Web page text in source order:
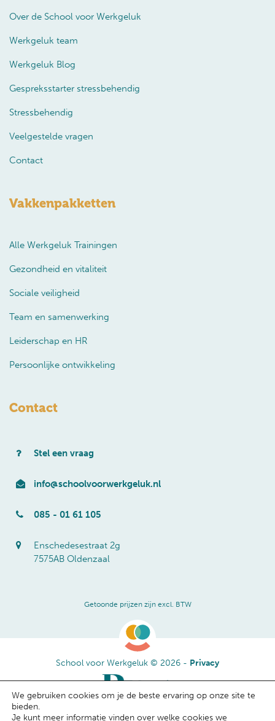
Over de School voor Werkgeluk
Werkgeluk team
Werkgeluk Blog
Gespreksstarter stressbehendig
Stressbehendig
Veelgestelde vragen
Contact
Vakkenpakketten
Alle Werkgeluk Trainingen
Gezondheid en vitaliteit
Sociale veiligheid
Team en samenwerking
Leiderschap en HR
Persoonlijke ontwikkeling
Contact
Stel een vraag
info@schoolvoorwerkgeluk.nl
085 - 01 61 105
Enschedesestraat 2g
7575AB Oldenzaal
Getoonde prijzen zijn excl. BTW
School voor Werkgeluk © 2026 - Privacy
We gebruiken cookies om je de beste ervaring op onze site te
bieden.
Je kunt meer informatie vinden over welke cookies we